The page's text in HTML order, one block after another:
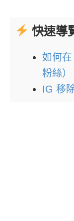
快速導
如何
粉絲）
IG 移